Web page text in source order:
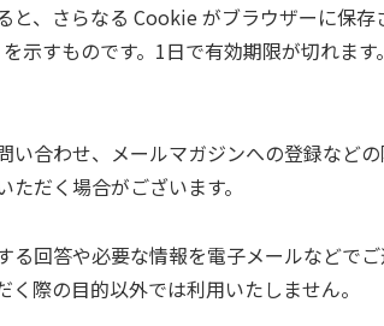
と、さらなる Cookie がブラウザーに保
示すものです。1日で有効期限が切れます。
い合わせ、メールマガジンへの登録など
だく場合がございます。
る回答や必要な情報を電子メールなどで
際の目的以外では利用いたしません。